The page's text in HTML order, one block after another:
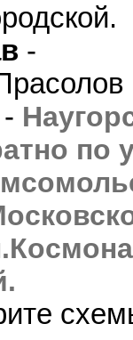
-
по